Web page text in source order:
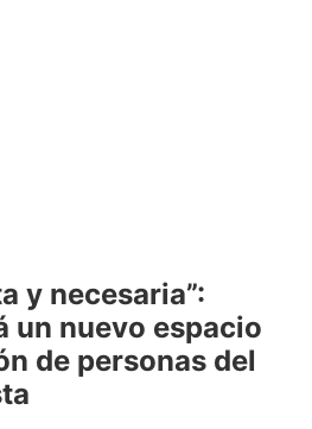
y necesaria”:
un nuevo espacio
de personas del